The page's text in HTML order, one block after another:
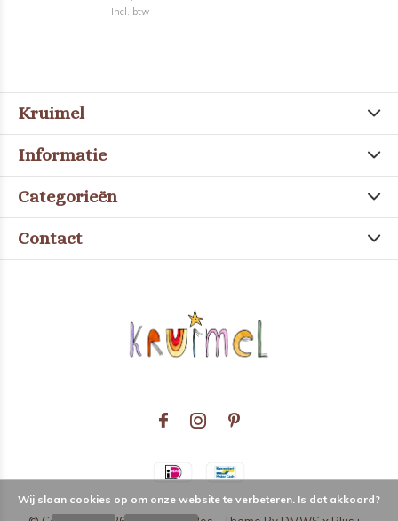
Incl. btw
Kruimel
Informatie
Categorieën
Contact
Wij slaan cookies op om onze website te verbeteren. Is dat akkoord?